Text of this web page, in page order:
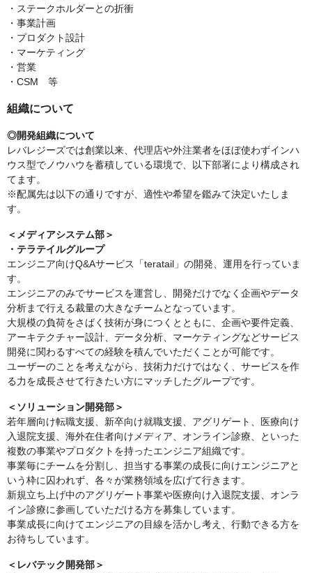
・ステークホルダーとの折衝
・事業計画
・プロダクト設計
・マーケティング
・営業
・CSM 等
組織について
◎開発組織について
レバレジーズでは創業以来、代理店や外注業者をほぼ使わずインハ
ウス型でノウハウを蓄積している環境で、以下部署により構成され
てます。
※配属先は以下の通りですが、適性や希望を鑑みて決定いたしま
す。
＜メディアシステム部＞
・テラテイルグループ
エンジニア向けQ&Aサービス「teratail」の開発、運用を行っていま
す。
エンジニアのみでサービスを運営し、開発だけでなく企画やデータ
分析まで行える裁量の大きなチームとなっています。
大規模の負荷をさばく技術が身につくとともに、企画や要件定義、
アーキテクチャー設計、データ分析、マーケティングなどサービス
開発に関わるすべての経験を積んでいただくことが可能です。
ユーザーのことを考えながら、技術力だけではなく、サービスを作
る力を成長させて行きたい方にマッチしたグループです。
＜ソリューション開発部＞
若年層向け転職支援、新卒向け就職支援、アグリゲート、医療向け
入退院支援、海外在住者向けメディア、オンライン診療、といった
複数の事業やプロダクトを持ったエンジニア組織です。
事業毎にチームを分割し、担当する事業の成長に向けエンジニアと
いう枠に囚われず、各々が業務領域を広げて行きます。
新規立ち上げ中のアグリゲート事業や医療向け入退院支援、オンラ
イン診療に参画していただける方を募集しています。
事業成長に向けてエンジニアの目線を活かし考え、行動できる方を
お待ちしています。
＜レバテック開発部＞